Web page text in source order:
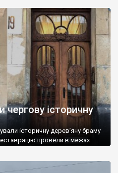
2021 р. Виконувала їх
Нею були виконані наступні
— відновлено сходи в
[…]
чергову історичну
історичну дерев’яну браму
провели в межах
фарби, виконали вставки. Крім